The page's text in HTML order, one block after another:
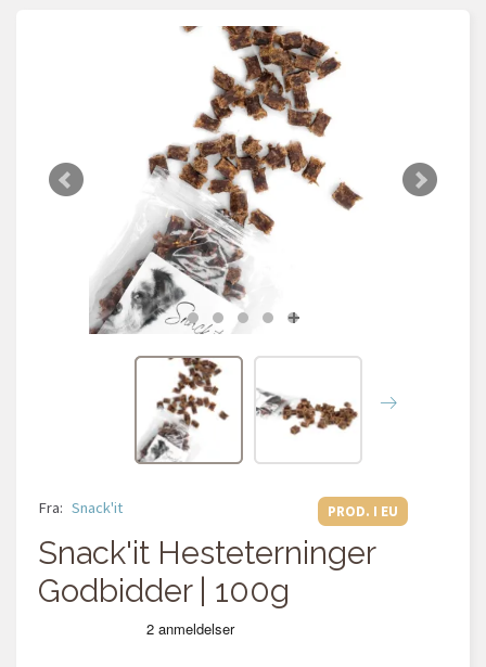
PROD. I EU
Fra: Snack'it
Snack'it Hesteterninger
Godbidder | 100g